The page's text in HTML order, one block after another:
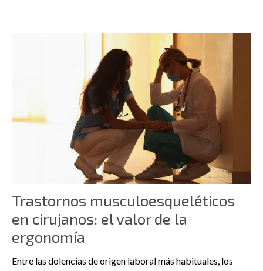
Trastornos musculoesqueléticos
en cirujanos: el valor de la
ergonomía
Entre las dolencias de origen laboral más habituales, los